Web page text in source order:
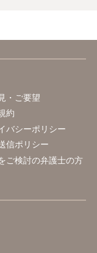
・ご要望
約
バシーポリシー
信ポリシー
ご検討の弁護士の方